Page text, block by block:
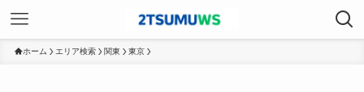
ホーム エリア検索 関東 東京